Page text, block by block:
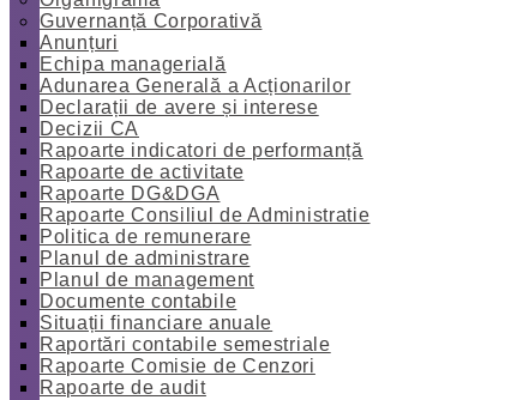
Guvernanță Corporativă
Anunțuri
Echipa managerială
Adunarea Generală a Acționarilor
Declarații de avere și interese
Decizii CA
Rapoarte indicatori de performanță
Rapoarte de activitate
Rapoarte DG&DGA
Rapoarte Consiliul de Administratie
Politica de remunerare
Planul de administrare
Planul de management
Documente contabile
Situații financiare anuale
Raportări contabile semestriale
Rapoarte Comisie de Cenzori
Rapoarte de audit